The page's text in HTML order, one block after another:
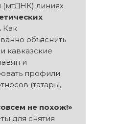
(мтДНК) линиях
Как
объяснить
кавказские
и
профили
(татары,
не похож!»
для снятия